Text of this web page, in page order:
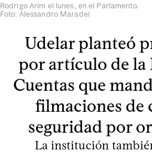
Rodrigo Arim el lunes, en el Parlamento.
Foto: Alessandro Maradei
Udelar planteó
por artículo de la
Cuentas que
filmaciones de
seguridad por
La institución